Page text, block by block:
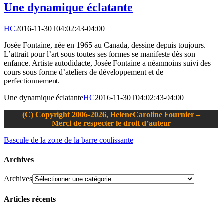
Une dynamique éclatante
HC2016-11-30T04:02:43-04:00
Josée Fontaine, née en 1965 au Canada, dessine depuis toujours.
L’attrait pour l’art sous toutes ses formes se manifeste dès son
enfance. Artiste autodidacte, Josée Fontaine a néanmoins suivi des
cours sous forme d’ateliers de développement et de
perfectionnement.
Une dynamique éclatanteHC2016-11-30T04:02:43-04:00
(C) Copyright 2006-2026, HeleneCaroline Fournier –
Merci de respecter le droit d’auteur
Bascule de la zone de la barre coulissante
Archives
Archives
Articles récents